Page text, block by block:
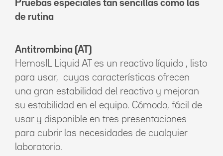
Pruebas especiales tan sencillas como las
de rutina
Antitrombina (AT)
HemosIL Liquid AT es un reactivo líquido , listo
para usar, cuyas características ofrecen
una gran estabilidad del reactivo y mejoran
su estabilidad en el equipo. Cómodo, fácil de
usar y disponible en tres presentaciones
para cubrir las necesidades de cualquier
laboratorio.